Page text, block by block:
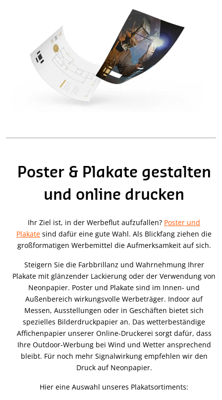
Poster & Plakate gestalten
und online drucken
Ihr Ziel ist, in der Werbeflut aufzufallen? Poster und
Plakate sind dafür eine gute Wahl. Als Blickfang ziehen die
großformatigen Werbemittel die Aufmerksamkeit auf sich.
Steigern Sie die Farbbrillanz und Wahrnehmung Ihrer
Plakate mit glänzender Lackierung oder der Verwendung von
Neonpapier. Poster und Plakate sind im Innen- und
Außenbereich wirkungsvolle Werbeträger. Indoor auf
Messen, Ausstellungen oder in Geschäften bietet sich
spezielles Bilderdruckpapier an. Das wetterbeständige
Affichenpapier unserer Online-Druckerei sorgt dafür, dass
Ihre Outdoor-Werbung bei Wind und Wetter ansprechend
bleibt. Für noch mehr Signalwirkung empfehlen wir den
Druck auf Neonpapier.
Hier eine Auswahl unseres Plakatsortiments: